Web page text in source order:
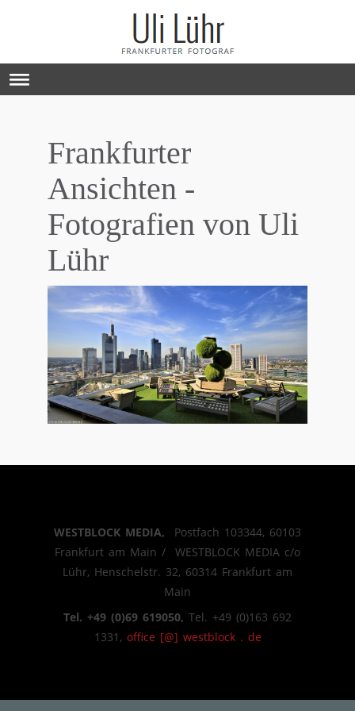
Frankfurter
Ansichten -
Fotografien von Uli
Lühr
WESTBLOCK MEDIA, Postfach 103344, 60103
Frankfurt am Main / WESTBLOCK MEDIA c/o
Lühr, Henschelstr. 32, 60314 Frankfurt am
Main
Tel. +49 (0)69 619050, Tel. +49 (0)163 692
1331, office [@] westblock . de